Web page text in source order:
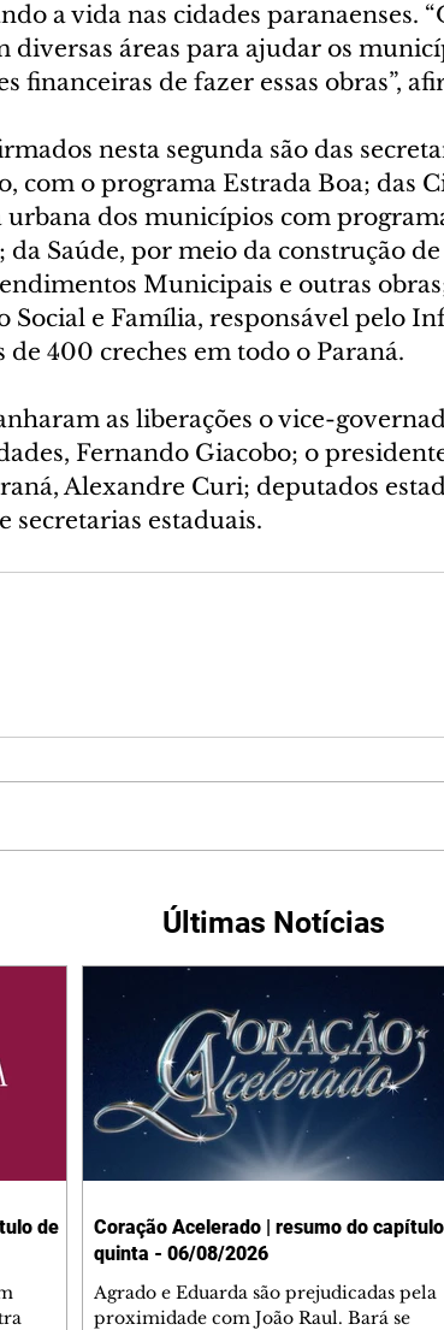
a vida nas cidades paranaenses.
diversas áreas para ajudar os
financeiras de fazer essas obras”,
nesta segunda são das
com o programa Estrada Boa; das
dos municípios com
Saúde, por meio da construção
Municipais e outras
Social e Família, responsável pelo
400 creches em todo o Paraná.
as liberações o vice-
Fernando Giacobo; o
Alexandre Curi; deputados
secretarias estaduais.
Últimas Notícias
de
Coração Acelerado | resumo do capítulo
quinta - 06/08/2026
Agrado e Eduarda são prejudicadas pela
proximidade com João Raul. Bará se